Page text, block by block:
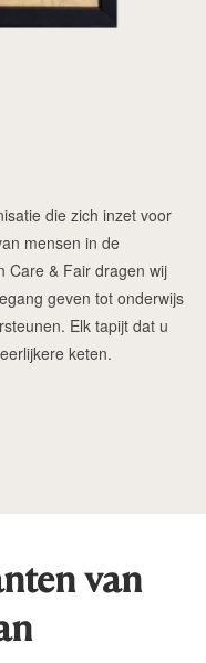
die zich inzet voor
mensen in de
Care & Fair dragen wij
geven tot onderwijs
Elk tapijt dat u
keten.
van